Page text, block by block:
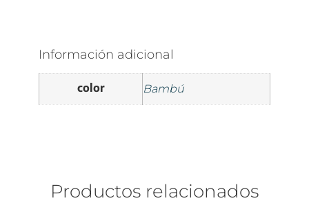
Información adicional
color Bambú
Productos relacionados